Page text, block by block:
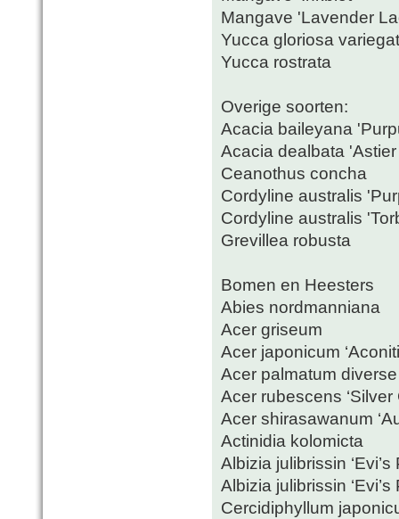
Mangave 'Lavender
Yucca gloriosa
Yucca rostrata
Overige soorten:
Acacia baileyana
Acacia dealbata
Ceanothus concha
Cordyline australis
Cordyline australis
Grevillea robusta
Bomen en Heesters
Abies nordmanniana
Acer griseum
Acer japonicum
Acer palmatum diverse
Acer rubescens ‘Silver
Acer shirasawanum
Actinidia kolomicta
Albizia julibrissin ‘Evi’s
Albizia julibrissin ‘Evi’s
Cercidiphyllum